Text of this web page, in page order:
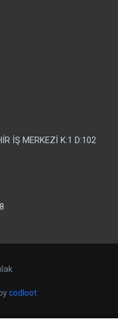
İŞ MERKEZİ K:1 D:102
codloot